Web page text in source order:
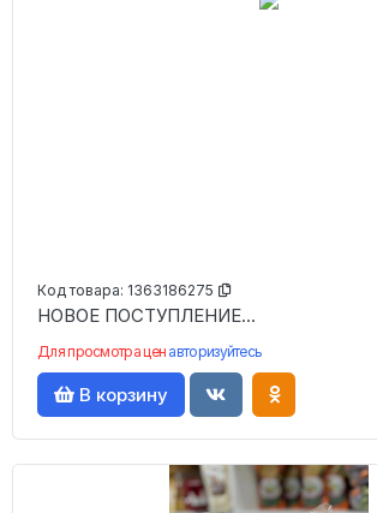
Код товара: 1363186275
НОВОЕ ПОСТУПЛЕНИЕ...
Для просмотра цен авторизуйтесь
В корзину